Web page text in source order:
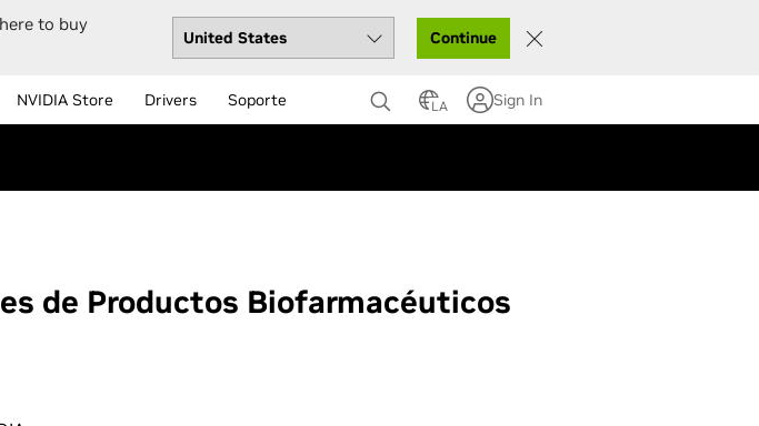
to buy
Continue
NVIDIA Store Drivers Soporte LA Sign In
de Productos Biofarmacéuticos